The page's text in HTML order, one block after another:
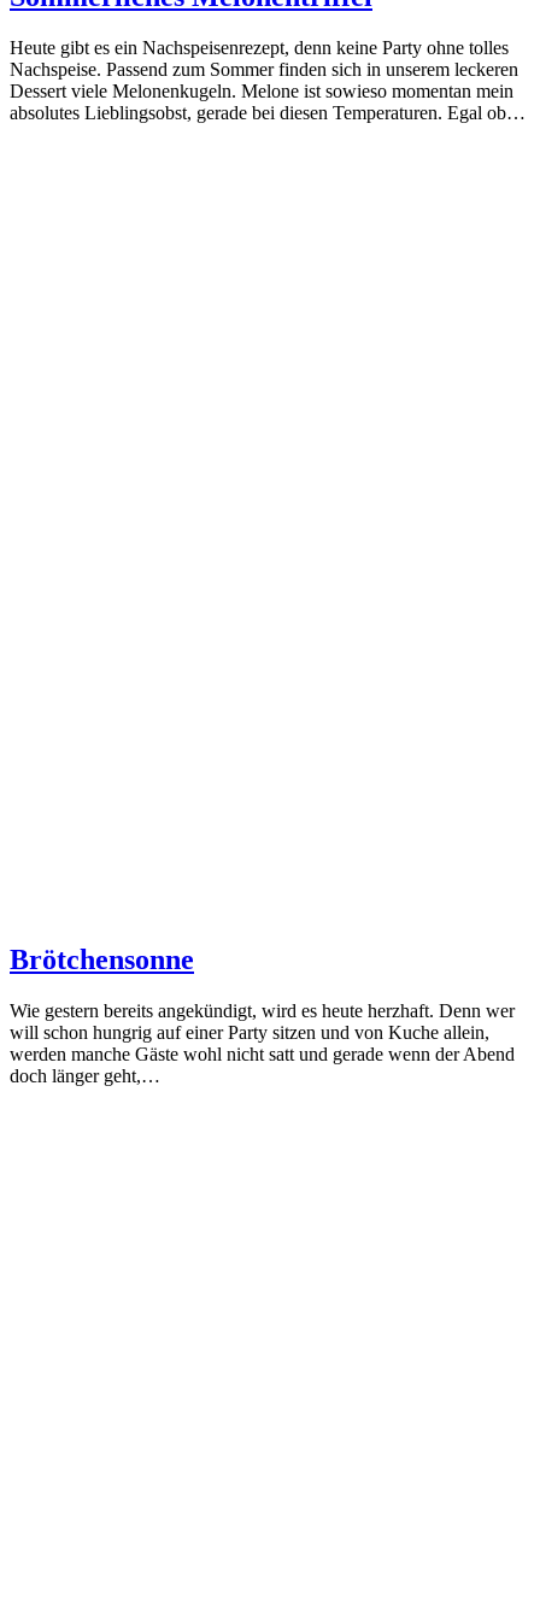
Heute gibt es ein Nachspeisenrezept, denn keine Party ohne tolles
Nachspeise. Passend zum Sommer finden sich in unserem leckeren
Dessert viele Melonenkugeln. Melone ist sowieso momentan mein
absolutes Lieblingsobst, gerade bei diesen Temperaturen. Egal ob…
Brötchensonne
Wie gestern bereits angekündigt, wird es heute herzhaft. Denn wer
will schon hungrig auf einer Party sitzen und von Kuche allein,
werden manche Gäste wohl nicht satt und gerade wenn der Abend
doch länger geht,…